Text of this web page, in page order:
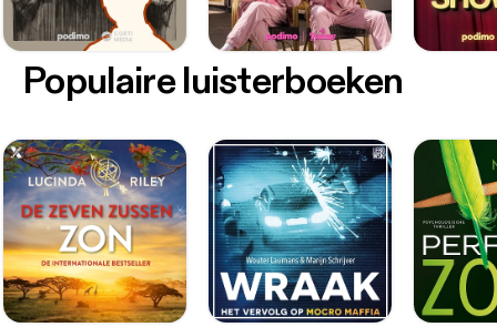
Populaire luisterboeken